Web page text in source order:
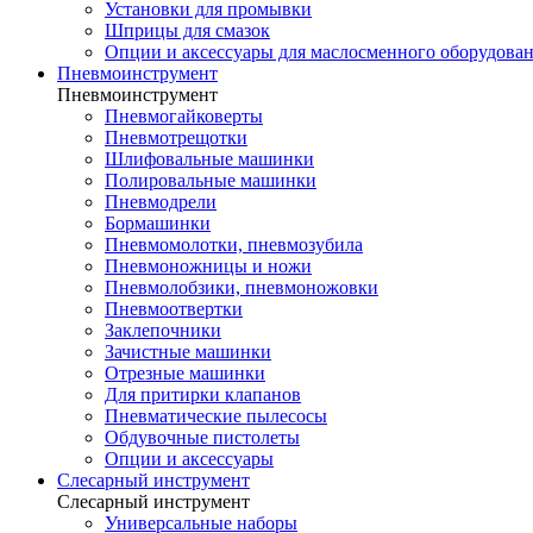
Установки для промывки
Шприцы для смазок
Опции и аксессуары для маслосменного
Пневмоинструмент
Пневмоинструмент
Пневмогайковерты
Пневмотрещотки
Шлифовальные машинки
Полировальные машинки
Пневмодрели
Бормашинки
Пневмомолотки, пневмозубила
Пневмоножницы и ножи
Пневмолобзики, пневмоножовки
Пневмоотвертки
Заклепочники
Зачистные машинки
Отрезные машинки
Для притирки клапанов
Пневматические пылесосы
Обдувочные пистолеты
Опции и аксессуары
Слесарный инструмент
Слесарный инструмент
Универсальные наборы